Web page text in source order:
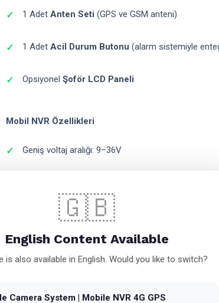
1 Adet Anten Seti (GPS ve GSM anteni)
1 Adet Acil Durum Butonu (alarm sistemiyle
Opsiyonel Şoför LCD Paneli
Mobil NVR Özellikleri
Geniş voltaj aralığı: 9–36V
6 adet POE destekli RJ45 port
512 GB SSD depolama alanı
🇬🇧
English Content Available
is also available in English. Would you like to switch?
Camera System | Mobile NVR 4G GPS